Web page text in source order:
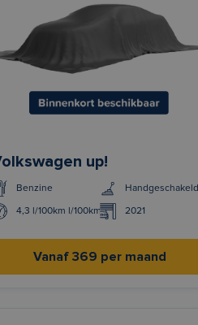
up!
Benzine Handgeschakeld
4,3 l/100km l/100km 2021
Vanaf 369 per maand